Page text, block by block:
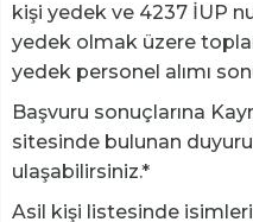
kişi yedek ve 4237 İUP
yedek olmak üzere
yedek personel alımı
Başvuru sonuçlarına
sitesinde bulunan
ulaşabilirsiniz.*
Asil kişi listesinde